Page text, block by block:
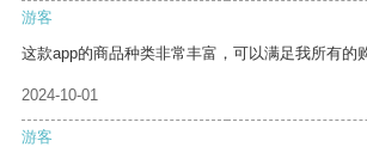
游客
这款app的商品种类非常丰富，可以满足我所有的
2024-10-01
游客